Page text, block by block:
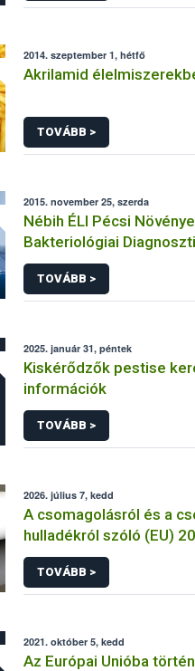
adatkezeléséhez
2014. szeptember 1, hétfő
Akrilamid
TOVÁBB >
2015. november 25, szerda
Nébih ÉLI Pécsi
Bakteriológiai
Referencia Laboratórium
TOVÁBB >
2025. január 31, péntek
Kiskérődzők pestise
információk
TOVÁBB >
2026. július 7, kedd
A csomagolásról és a
hulladékról szóló (EU)
rendelet és a fogyasztók
élelmiszerekkel
tájékoztatásáról szóló
összehangolásáról szóló AÉM –
Nébih szakmai álláspont
TOVÁBB >
2021. október 5, kedd
Az Európai Unióba